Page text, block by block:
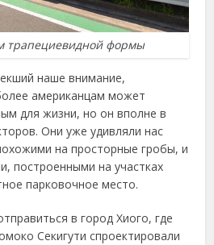
трапециевидной формы
наше внимание,
американцам может
для жизни, но он вполне в
Они уже удивляли нас
на просторные гробы, и
построенными на участках
парковочное место.
в город Хиого, где
Секигути спроектировали